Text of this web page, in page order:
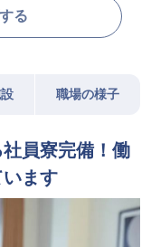
る
職場の様子
員寮完備！働
ます